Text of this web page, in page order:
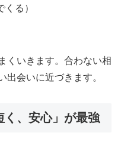
る）
くいきます。合わない相
出会いに近づきます。
く、安心」が最強